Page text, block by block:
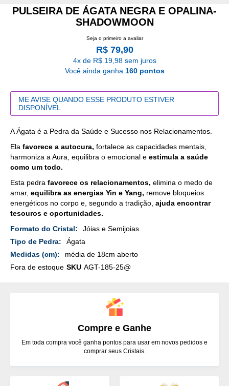
PULSEIRA DE ÁGATA NEGRA E OPALINA-
SHADOWMOON
Seja o primeiro a avaliar
R$ 79,90
4x de R$ 19,98 sem juros
Você ainda ganha 160 pontos
ME AVISE QUANDO ESSE PRODUTO ESTIVER
DISPONÍVEL
A Ágata é a Pedra da Saúde e Sucesso nos Relacionamentos.
Ela favorece a autocura, fortalece as capacidades mentais,
harmoniza a Aura, equilibra o emocional e estimula a saúde
como um todo.
Esta pedra favorece os relacionamentos, elimina o medo de
amar, equilibra as energias Yin e Yang, remove bloqueios
energéticos no corpo e, segundo a tradição, ajuda encontrar
tesouros e oportunidades.
Mais
Detalhes
Jóias e Semijoias
Ágata
média de 18cm aberto
Fora de estoque SKU AGT-185-25@
Compre e Ganhe
Em toda compra você ganha pontos para usar em novos pedidos e
comprar seus Cristais.